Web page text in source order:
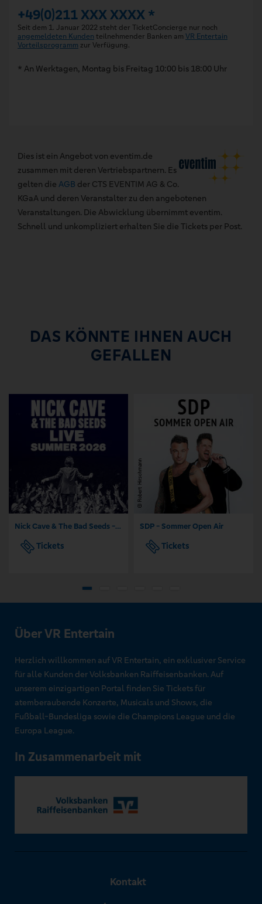
+49(0)211 XXX XXXX *
Seit dem 1. Januar 2022 steht der TicketConcierge nur noch
angemeldeten Kunden teilnehmender Banken am VR Entertain
Vorteilsprogramm zur Verfügung.
* An Werktagen, Montag bis Freitag 10:00 bis 18:00 Uhr
Dies ist ein Angebot von eventim.de
zusammen mit deren Vertriebspartnern. Es
gelten die AGB der CTS EVENTIM AG & Co.
KGaA und deren Veranstalter zu den angebotenen
Veranstaltungen. Die Abwicklung übernimmt eventim.
Schnell und unkompliziert erhalten Sie die Tickets per Post.
DAS KÖNNTE IHNEN AUCH
GEFALLEN
Nick Cave & The Bad Seeds - Tour 2026
Tickets
SDP - Sommer Open Air
Tickets
Über VR Entertain
Herzlich willkommen auf VR Entertain, ein exklusiver Service
für alle Kunden der Volksbanken Raiffeisenbanken. Auf
unserem einzigartigen Portal finden Sie Tickets für
atemberaubende Konzerte, Musicals und Shows, die
Fußball-Bundesliga sowie die Champions League und die
Europa League.
In Zusammenarbeit mit
Kontakt